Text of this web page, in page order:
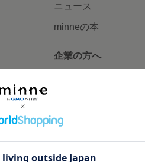
ニュース
minneの本
企業の方へ
採用情報 メディアキット